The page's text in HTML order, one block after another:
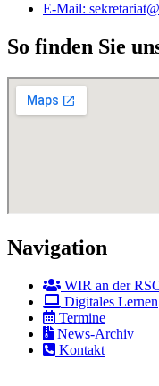
E-Mail:
So finden Sie
Navigation
WIR an der
Digitales Lernen
Termine
News-Archiv
Kontakt